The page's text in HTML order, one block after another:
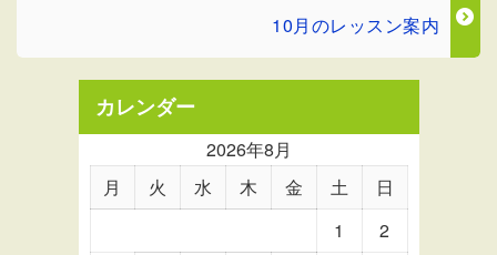
10月のレッスン案内
カレンダー
2026年8月
月
火 水 木 金 土
日
1
2